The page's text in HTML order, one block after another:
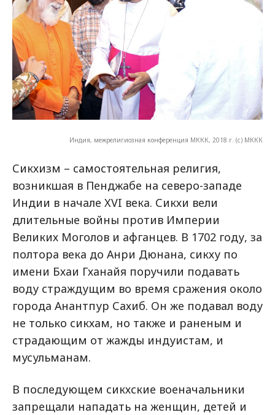
Индия, межрелигиозная конференция МККК, 2018 г. (с) МККК
Сикхизм – самостоятельная религия,
возникшая в Пенджабе на северо-западе
Индии в начале XVI века. Сикхи вели
длительные войны против Империи
Великих Моголов и афганцев. В 1702 году, за
полтора века до Анри Дюнана, сикху по
имени Бхаи Гханайя поручили подавать
воду страждущим во время сражения около
города Анантпур Сахиб. Он же подавал воду
не только сикхам, но также и раненым и
страдающим от жажды индуистам, и
мусульманам.
В последующем сикхские военачальники
запрещали нападать на женщин, детей и